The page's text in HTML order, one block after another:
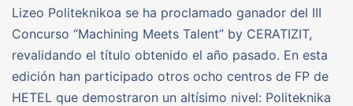
Lizeo Politeknikoa se ha proclamado ganador del III
Concurso “Machining Meets Talent” by CERATIZIT,
revalidando el título obtenido el año pasado. En esta
edición han participado otros ocho centros de FP de
HETEL que demostraron un altísimo nivel: Politeknika